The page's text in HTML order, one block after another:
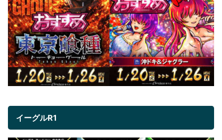
イーグルR1